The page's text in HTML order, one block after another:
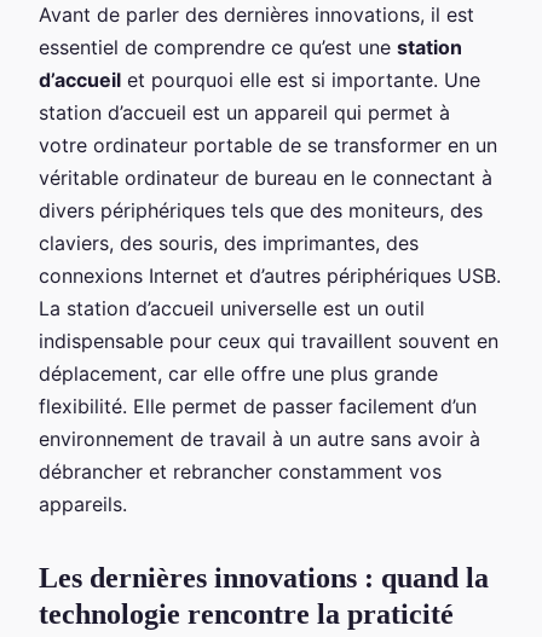
Avant de parler des dernières innovations, il est
essentiel de comprendre ce qu’est une station
d’accueil et pourquoi elle est si importante. Une
station d’accueil est un appareil qui permet à
votre ordinateur portable de se transformer en un
véritable ordinateur de bureau en le connectant à
divers périphériques tels que des moniteurs, des
claviers, des souris, des imprimantes, des
connexions Internet et d’autres périphériques USB.
La station d’accueil universelle est un outil
indispensable pour ceux qui travaillent souvent en
déplacement, car elle offre une plus grande
flexibilité. Elle permet de passer facilement d’un
environnement de travail à un autre sans avoir à
débrancher et rebrancher constamment vos
appareils.
Les dernières innovations : quand la
technologie rencontre la praticité